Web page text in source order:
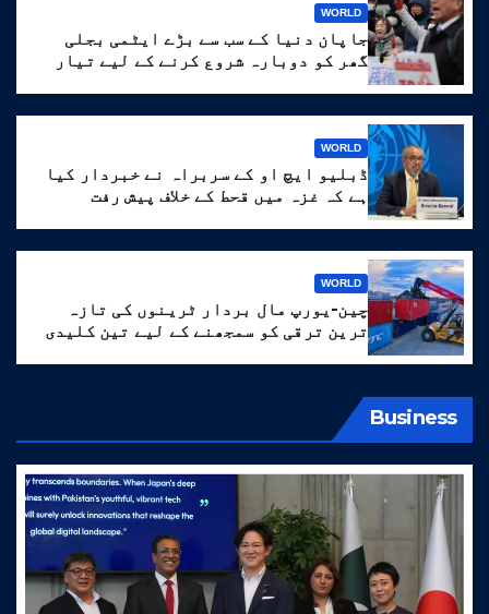
WORLD
جاپان دنیا کے سب سے بڑے ایٹمی بجلی
گھر کو دوبارہ شروع کرنے کے لیے تیار
WORLD
ڈبلیو ایچ او کے سربراہ نے خبردار کیا
ہے کہ غزہ میں قحط کے خلاف پیش رفت
WORLD
چین-یورپ مال بردار ٹرینوں کی تازہ
ترین ترقی کو سمجھنے کے لیے تین کلیدی
Business